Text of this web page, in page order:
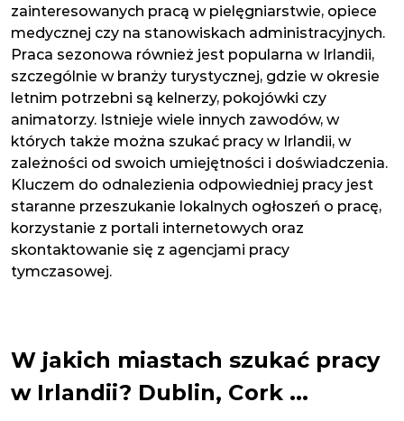
zainteresowanych pracą w pielęgniarstwie, opiece
medycznej czy na stanowiskach administracyjnych.
Praca sezonowa również jest popularna w Irlandii,
szczególnie w branży turystycznej, gdzie w okresie
letnim potrzebni są kelnerzy, pokojówki czy
animatorzy. Istnieje wiele innych zawodów, w
których także można szukać pracy w Irlandii, w
zależności od swoich umiejętności i doświadczenia.
Kluczem do odnalezienia odpowiedniej pracy jest
staranne przeszukanie lokalnych ogłoszeń o pracę,
korzystanie z portali internetowych oraz
skontaktowanie się z agencjami pracy
tymczasowej.
W jakich miastach szukać pracy
w Irlandii? Dublin, Cork ...